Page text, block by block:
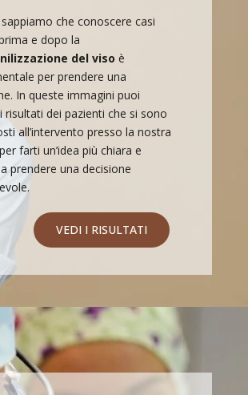
che conoscere casi
e dopo la
del viso è
per prendere una
In queste immagini puoi
risultati dei pazienti che si sono
all’intervento presso la nostra
farti un’idea più chiara e
prendere una decisione
VEDI I RISULTATI